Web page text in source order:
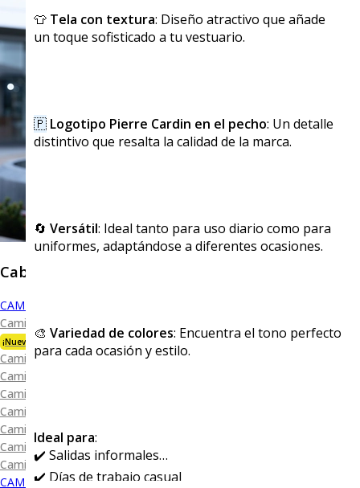
Caballero
CAMISAS
Camisa Premium Bambú
¡Nueva Colección!
Camisa Blanca
Camisa Performance
Camisa Piqué
Camisa Oxford
Camisa Lisa y Textura
Camisa Diseño
Camisa Cuadro y Raya
CAMISA SPORT
👕 Tela con textura: Diseño atractivo que añade
un toque sofisticado a tu vestuario.
🇵 Logotipo Pierre Cardin en el pecho: Un detalle
distintivo que resalta la calidad de la marca.
🔄 Versátil: Ideal tanto para uso diario como para
uniformes, adaptándose a diferentes ocasiones.
🎨 Variedad de colores: Encuentra el tono perfecto
para cada ocasión y estilo.
Ideal para:
✔️ Salidas informales
✔️ Días de trabajo casual